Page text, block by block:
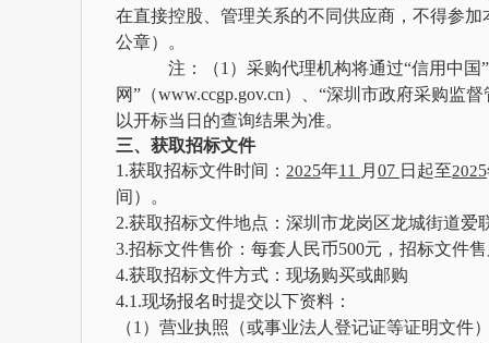
在直接控股、管理关系的不同供应商，不得参
公章）
。
注：（1）采购代理机构将通过“信用中国
网”（www.ccgp.gov.cn）、“深圳市政府采购监
以开标当日的查询结果为准。
三、获取招标文件
1.获取招标文件时间： 2025年11 月 07 日起至2025
间）。
2.获取招标文件地点：深圳市龙岗区龙城街道爱
3.招标文件售价：每套人民币500元，招标文件
4.获取招标文件方式：现场购买或邮购
4.1.现场报名时提交以下资料：
（1）营业执照（或事业法人登记证等证明文件